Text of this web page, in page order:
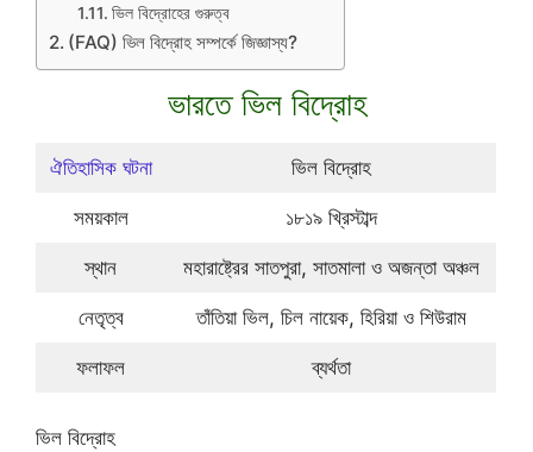
ভিল বিদ্রোহের গুরুত্ব
(FAQ) ভিল বিদ্রোহ সম্পর্কে জিজ্ঞাস্য?
ভারতে ভিল বিদ্রোহ
ঐতিহাসিক ঘটনা ভিল বিদ্রোহ
সময়কাল ১৮১৯ খ্রিস্টাব্দ
স্থান মহারাষ্ট্রের সাতপুরা, সাতমালা ও অজন্তা অঞ্চল
নেতৃত্ব তাঁতিয়া ভিল, চিল নায়েক, হিরিয়া ও শিউরাম
ফলাফল ব্যর্থতা
ভিল বিদ্রোহ